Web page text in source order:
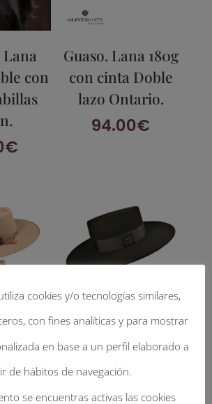
con
€
Guaso. Lana 180g
con cinta Doble
lazo Ontario.
94.00€
180g
Lazo
Gondolero. Lana
180g con cinta
Traba plana.
cookies y/o tecnologías similares,
con fines analíticas y para mostrar
en base a un perfil elaborado a
de hábitos de navegación.
se encuentras activas las cookies